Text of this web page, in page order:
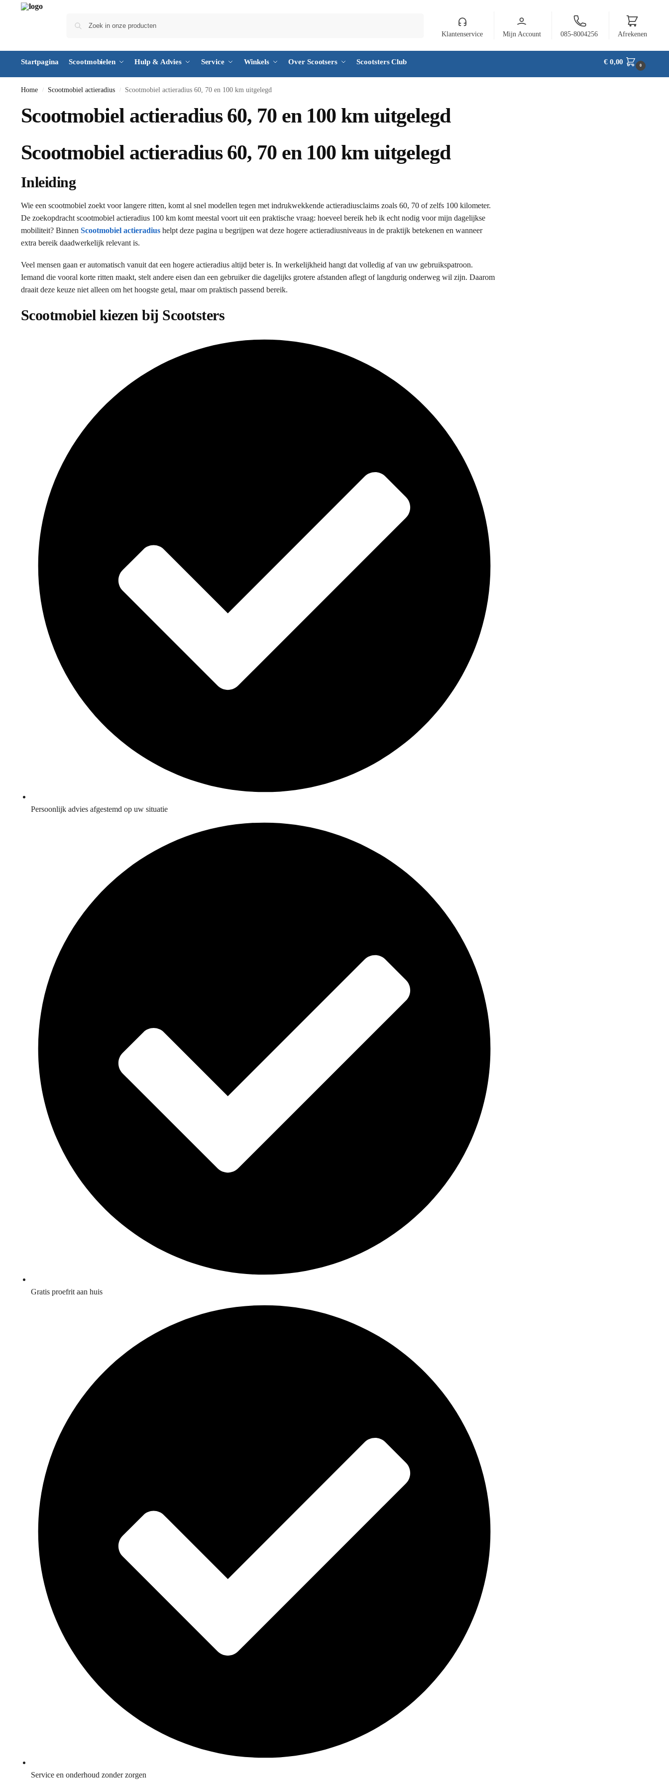
Klantenservice Mijn Account 085-8004256 Afrekenen
Startpagina Scootmobielen Hulp & Advies Service Winkels Over Scootsers Scootsters Club €0,00 0
Home / Scootmobiel actieradius / Scootmobiel actieradius 60, 70 en 100 km uitgelegd
Scootmobiel actieradius 60, 70 en 100 km uitgelegd
Scootmobiel actieradius 60, 70 en 100 km uitgelegd
Inleiding
Wie een scootmobiel zoekt voor langere ritten, komt al snel modellen tegen met indrukwekkende actieradiusclaims zoals 60, 70 of zelfs 100 kilometer.
De zoekopdracht scootmobiel actieradius 100 kmkomt meestal voort uit een praktische vraag: hoeveel bereik heb ik echt nodig voor mijn dagelijkse
mobiliteit? Binnen Scootmobiel actieradiushelpt deze pagina u begrijpen wat deze hogere actieradiusniveaus in de praktijk betekenen en wanneer
extra bereik daadwerkelijk relevant is.
Veel mensen gaan er automatisch vanuit dat een hogere actieradius altijd beter is. In werkelijkheid hangt dat volledig af van uw gebruikspatroon.
Iemand die vooral korte ritten maakt, stelt andere eisen dan een gebruiker die dagelijks grotere afstanden aflegt of langdurig onderweg wil zijn. Daarom
draait deze keuze niet alleen om het hoogste getal, maar om praktisch passend bereik.
Scootmobiel kiezen bij Scootsters
Persoonlijk advies afgestemd op uw situatie
Gratis proefrit aan huis
Service en onderhoud zonder zorgen